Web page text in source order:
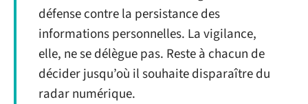
défense contre la persistance des
informations personnelles. La vigilance,
elle, ne se délègue pas. Reste à chacun de
décider jusqu’où il souhaite disparaître du
radar numérique.